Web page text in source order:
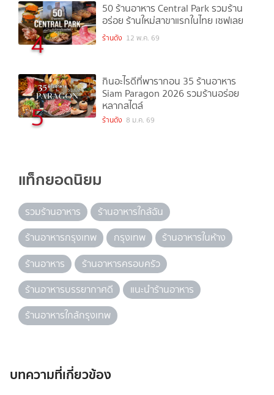
4
50 ร้านอาหาร Central Park รวมร้าน
อร่อย ร้านใหม่สาขาแรกในไทย เซฟเลย
ร้านดัง 12 พ.ค. 69
5
กินอะไรดีที่พารากอน 35 ร้านอาหาร
Siam Paragon 2026 รวมร้านอร่อย
หลากสไตล์
ร้านดัง 8 ม.ค. 69
แท็กยอดนิยม
รวมร้านอาหาร
ร้านอาหารใกล้ฉัน
ร้านอาหารกรุงเทพ
กรุงเทพ
ร้านอาหารในห้าง
ร้านอาหาร
ร้านอาหารครอบครัว
ร้านอาหารบรรยากาศดี
แนะนำร้านอาหาร
ร้านอาหารใกล้กรุงเทพ
บทความที่เกี่ยวข้อง